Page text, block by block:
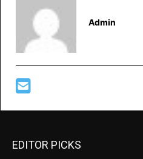
Admin
EDITOR PICKS